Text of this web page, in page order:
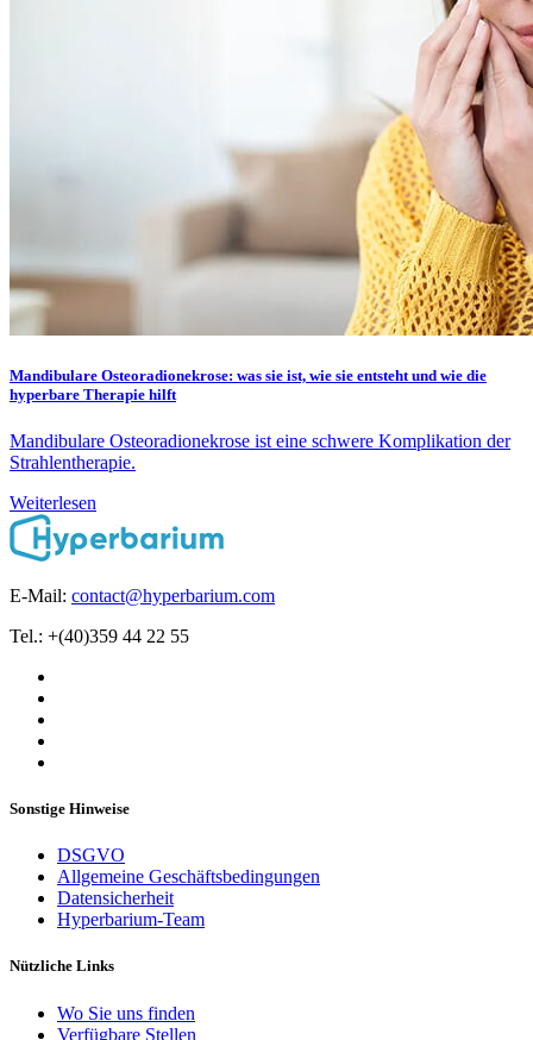
Mandibulare Osteoradionekrose: was sie ist, wie sie entsteht und wie die
hyperbare Therapie hilft
Mandibulare Osteoradionekrose ist eine schwere Komplikation der
Strahlentherapie.
Weiterlesen
E-Mail: contact@hyperbarium.com
Tel.: +(40)359 44 22 55
Sonstige Hinweise
DSGVO
Allgemeine Geschäftsbedingungen
Datensicherheit
Hyperbarium-Team
Nützliche Links
Wo Sie uns finden
Verfügbare Stellen